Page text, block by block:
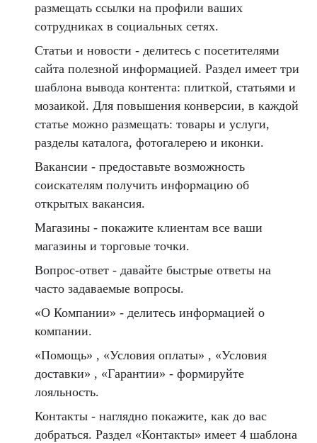
размещать ссылки на профили ваших
сотрудниках в социальных сетях.
Статьи и новости - делитесь с посетителями
сайта полезной информацией. Раздел имеет три
шаблона вывода контента: плиткой, статьями и
мозаикой. Для повышения конверсии, в каждой
статье можно размещать: товары и услуги,
разделы каталога, фотогалерею и иконки.
Вакансии - предоставьте возможность
соискателям получить информацию об
открытых вакансия.
Магазины - покажите клиентам все ваши
магазины и торговые точки.
Вопрос-ответ - давайте быстрые ответы на
часто задаваемые вопросы.
«О Компании» - делитесь информацией о
компании.
«Помощь» , «Условия оплаты» , «Условия
доставки» , «Гарантии» - формируйте
лояльность.
Контакты - наглядно покажите, как до вас
добраться. Раздел «Контакты» имеет 4 шаблона